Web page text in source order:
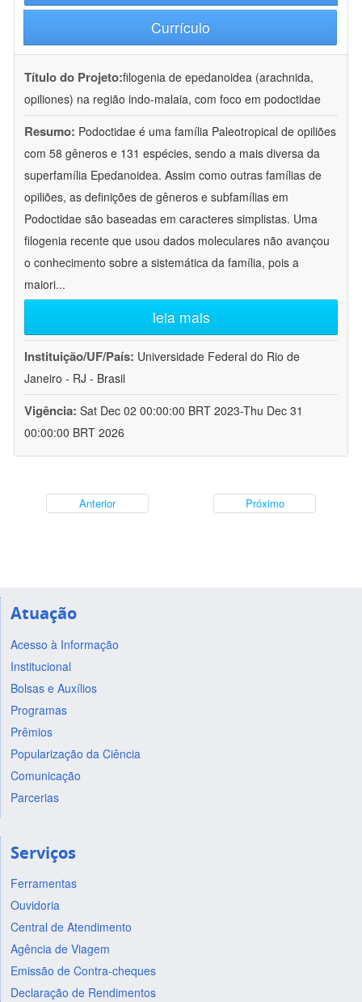
Currículo
Título do Projeto:filogenia de epedanoidea (arachnida,
opiliones) na região indo-malaia, com foco em podoctidae
Resumo: Podoctidae é uma família Paleotropical de opiliões
com 58 gêneros e 131 espécies, sendo a mais diversa da
superfamília Epedanoidea. Assim como outras famílias de
opiliões, as definições de gêneros e subfamílias em
Podoctidae são baseadas em caracteres simplistas. Uma
filogenia recente que usou dados moleculares não avançou
o conhecimento sobre a sistemática da família, pois a
maiori...
leia mais
Instituição/UF/País: Universidade Federal do Rio de
Janeiro - RJ - Brasil
Vigência: Sat Dec 02 00:00:00 BRT 2023-Thu Dec 31
00:00:00 BRT 2026
Anterior Próximo
Atuação
Acesso à Informação
Institucional
Bolsas e Auxílios
Programas
Prêmios
Popularização da Ciência
Comunicação
Parcerias
Serviços
Ferramentas
Ouvidoria
Central de Atendimento
Agência de Viagem
Emissão de Contra-cheques
Declaração de Rendimentos